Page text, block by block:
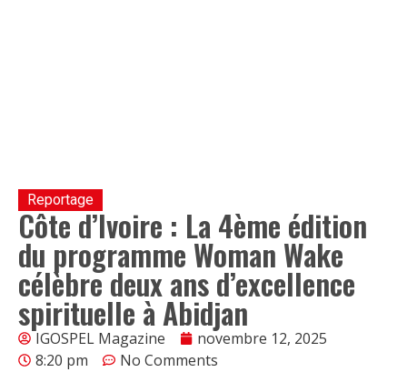
Reportage
Côte d’Ivoire : La 4ème édition
du programme Woman Wake
célèbre deux ans d’excellence
spirituelle à Abidjan
IGOSPEL Magazine
novembre 12, 2025
8:20 pm
No Comments